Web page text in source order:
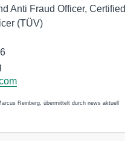
Anti Fraud Officer, Certified
(TÜV)
Reinberg, übermittelt durch news aktuell